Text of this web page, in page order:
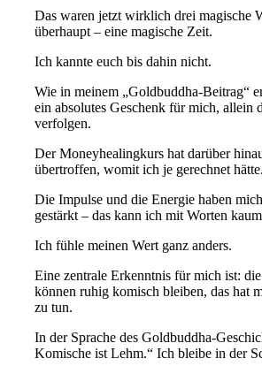
Das waren jetzt wirklich drei magische
überhaupt – eine magische Zeit.
Ich kannte euch bis dahin nicht.
Wie in meinem „Goldbuddha-Beitrag“
ein absolutes Geschenk für mich, allein
verfolgen.
Der Moneyhealingkurs hat darüber
übertroffen, womit ich je gerechnet hätte.
Die Impulse und die Energie haben
gestärkt – das kann ich mit Worten
Ich fühle meinen Wert ganz anders.
Eine zentrale Erkenntnis für mich ist:
können ruhig komisch bleiben, das hat
zu tun.
In der Sprache des Goldbuddha-
Komische ist Lehm.“ Ich bleibe in der